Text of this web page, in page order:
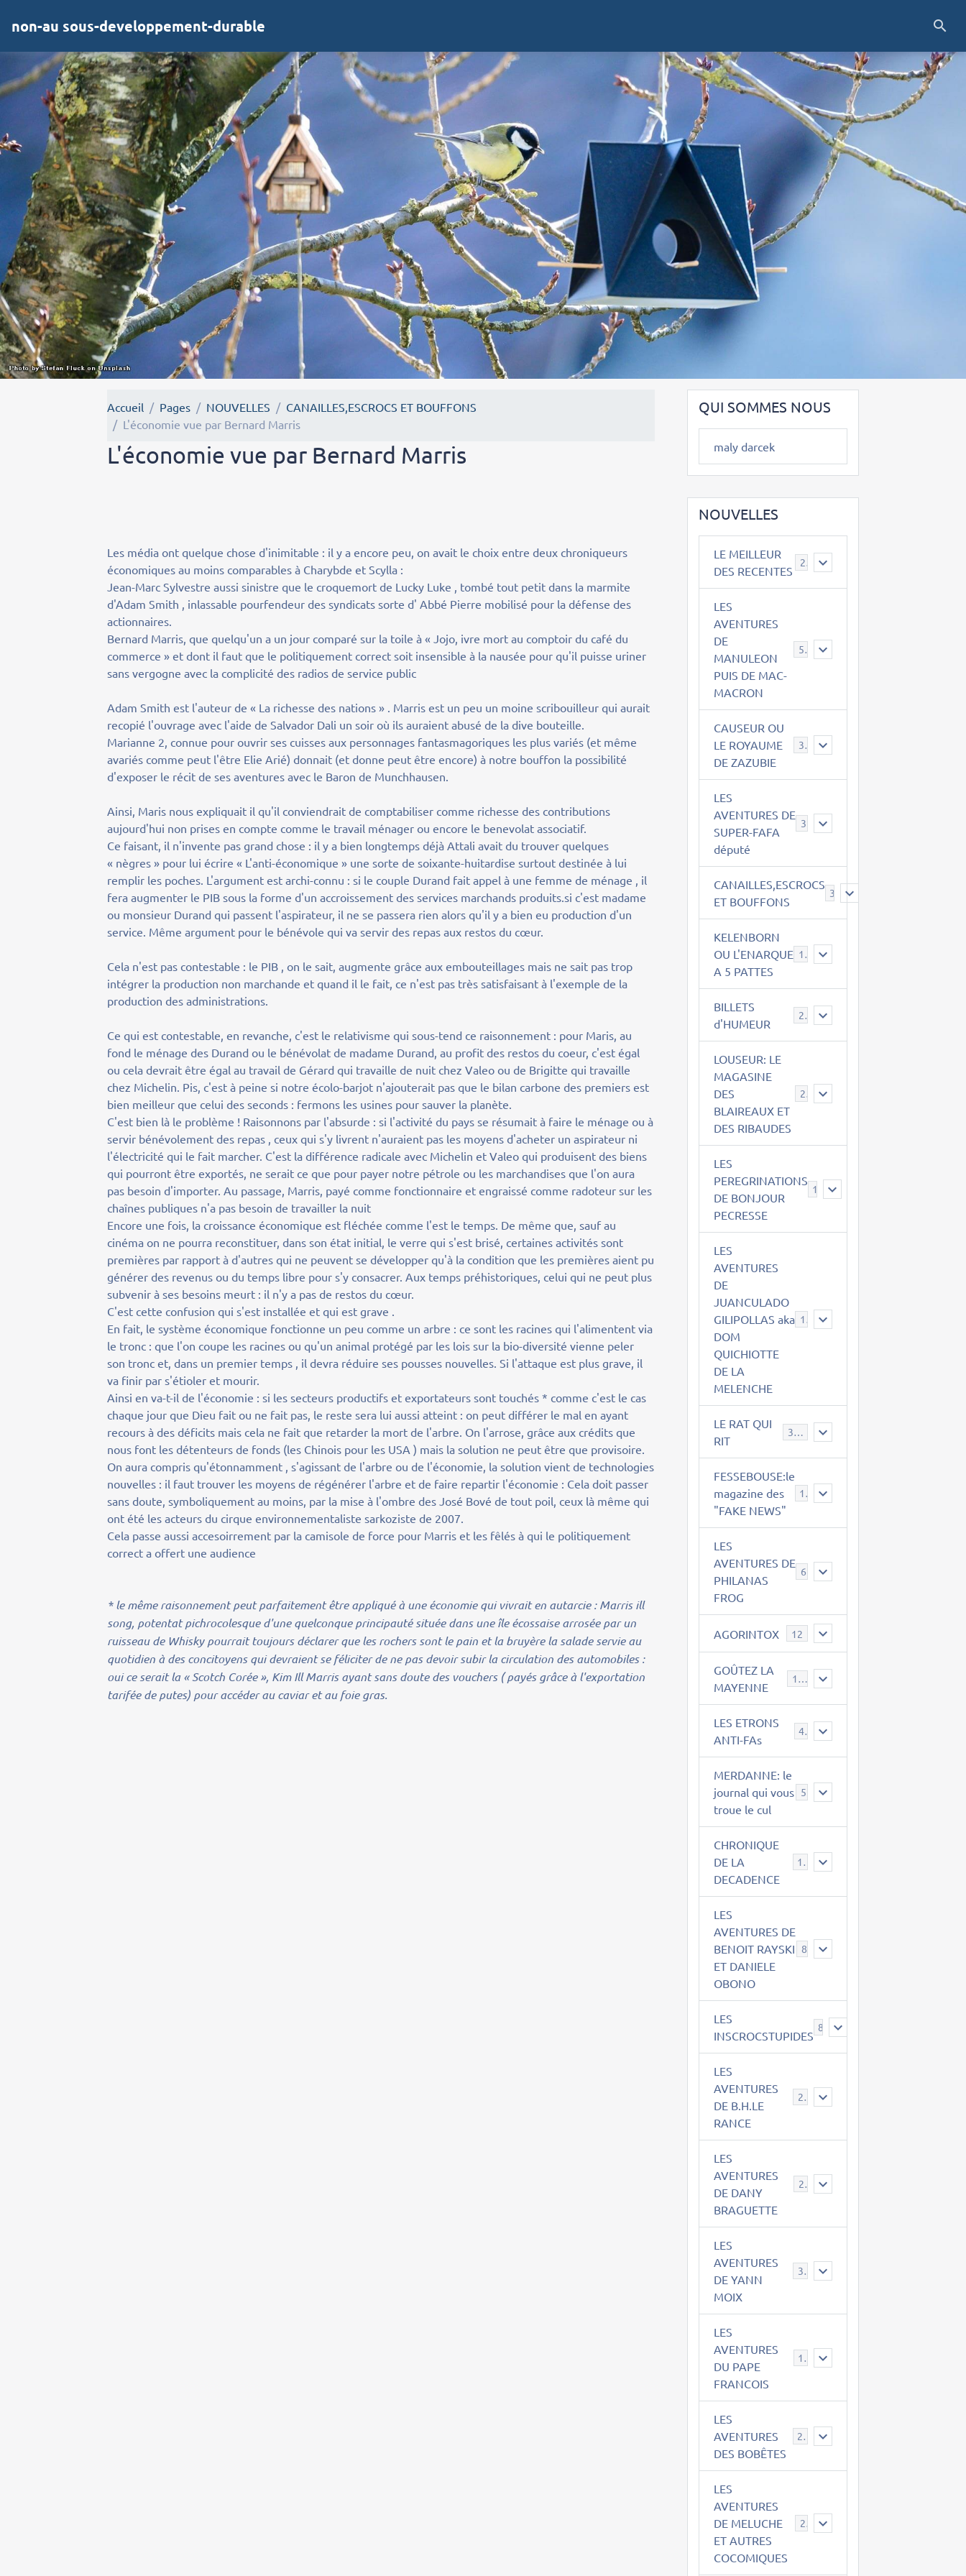
non-au sous-developpement-durable
Accueil Pages NOUVELLES
CANAILLES,ESCROCS ET BOUFFONS
L'économie vue par Bernard Marris
L'économie vue par Bernard Marris
Les média ont quelque chose d'inimitable : il y a encore peu, on avait le choix entre deux chroniqueurs
économiques au moins comparables à Charybde et Scylla :
Jean-Marc Sylvestre aussi sinistre que le croquemort de Lucky Luke , tombé tout petit dans la marmite
d'Adam Smith , inlassable pourfendeur des syndicats sorte d' Abbé Pierre mobilisé pour la défense des
actionnaires.
Bernard Marris, que quelqu'un a un jour comparé sur la toile à « Jojo, ivre mort au comptoir du café du
commerce » et dont il faut que le politiquement correct soit insensible à la nausée pour qu'il puisse uriner
sans vergogne avec la complicité des radios de service public
Adam Smith est l'auteur de « La richesse des nations » . Marris est un peu un moine scribouilleur qui aurait
recopié l'ouvrage avec l'aide de Salvador Dali un soir où ils auraient abusé de la dive bouteille.
Marianne 2, connue pour ouvrir ses cuisses aux personnages fantasmagoriques les plus variés (et même
avariés comme peut l'être Elie Arié) donnait (et donne peut être encore) à notre bouffon la possibilité
d'exposer le récit de ses aventures avec le Baron de Munchhausen.
Ainsi, Maris nous expliquait il qu'il conviendrait de comptabiliser comme richesse des contributions
aujourd'hui non prises en compte comme le travail ménager ou encore le benevolat associatif.
Ce faisant, il n'invente pas grand chose : il y a bien longtemps déjà Attali avait du trouver quelques
« nègres » pour lui écrire « L'anti-économique » une sorte de soixante-huitardise surtout destinée à lui
remplir les poches. L'argument est archi-connu : si le couple Durand fait appel à une femme de ménage , il
fera augmenter le PIB sous la forme d'un accroissement des services marchands produits.si c'est madame
ou monsieur Durand qui passent l'aspirateur, il ne se passera rien alors qu'il y a bien eu production d'un
service. Même argument pour le bénévole qui va servir des repas aux restos du cœur.
Cela n'est pas contestable : le PIB , on le sait, augmente grâce aux embouteillages mais ne sait pas trop
intégrer la production non marchande et quand il le fait, ce n'est pas très satisfaisant à l'exemple de la
production des administrations.
Ce qui est contestable, en revanche, c'est le relativisme qui sous-tend ce raisonnement : pour Maris, au
fond le ménage des Durand ou le bénévolat de madame Durand, au profit des restos du coeur, c'est égal
ou cela devrait être égal au travail de Gérard qui travaille de nuit chez Valeo ou de Brigitte qui travaille
chez Michelin. Pis, c'est à peine si notre écolo-barjot n'ajouterait pas que le bilan carbone des premiers est
bien meilleur que celui des seconds : fermons les usines pour sauver la planète.
C'est bien là le problème ! Raisonnons par l'absurde : si l'activité du pays se résumait à faire le ménage ou à
servir bénévolement des repas , ceux qui s'y livrent n'auraient pas les moyens d'acheter un aspirateur ni
l'électricité qui le fait marcher. C'est la différence radicale avec Michelin et Valeo qui produisent des biens
qui pourront être exportés, ne serait ce que pour payer notre pétrole ou les marchandises que l'on aura
pas besoin d'importer. Au passage, Marris, payé comme fonctionnaire et engraissé comme radoteur sur les
chaînes publiques n'a pas besoin de travailler la nuit
Encore une fois, la croissance économique est fléchée comme l'est le temps. De même que, sauf au
cinéma on ne pourra reconstituer, dans son état initial, le verre qui s'est brisé, certaines activités sont
premières par rapport à d'autres qui ne peuvent se développer qu'à la condition que les premières aient pu
générer des revenus ou du temps libre pour s'y consacrer. Aux temps préhistoriques, celui qui ne peut plus
subvenir à ses besoins meurt : il n'y a pas de restos du cœur.
C'est cette confusion qui s'est installée et qui est grave .
En fait, le système économique fonctionne un peu comme un arbre : ce sont les racines qui l'alimentent via
le tronc : que l'on coupe les racines ou qu'un animal protégé par les lois sur la bio-diversité vienne peler
son tronc et, dans un premier temps , il devra réduire ses pousses nouvelles. Si l'attaque est plus grave, il
va finir par s'étioler et mourir.
Ainsi en va-t-il de l'économie : si les secteurs productifs et exportateurs sont touchés * comme c'est le cas
chaque jour que Dieu fait ou ne fait pas, le reste sera lui aussi atteint : on peut différer le mal en ayant
recours à des déficits mais cela ne fait que retarder la mort de l'arbre. On l'arrose, grâce aux crédits que
nous font les détenteurs de fonds (les Chinois pour les USA ) mais la solution ne peut être que provisoire.
On aura compris qu'étonnamment , s'agissant de l'arbre ou de l'économie, la solution vient de technologies
nouvelles : il faut trouver les moyens de régénérer l'arbre et de faire repartir l'économie : Cela doit passer
sans doute, symboliquement au moins, par la mise à l'ombre des José Bové de tout poil, ceux là même qui
ont été les acteurs du cirque environnementaliste sarkoziste de 2007.
Cela passe aussi accesoirrement par la camisole de force pour Marris et les fêlés à qui le politiquement
correct a offert une audience
* le même raisonnement peut parfaitement être appliqué à une économie qui vivrait en autarcie : Marris ill
song, potentat pichrocolesque d'une quelconque principauté située dans une île écossaise arrosée par un
ruisseau de Whisky pourrait toujours déclarer que les rochers sont le pain et la bruyère la salade servie au
quotidien à des concitoyens qui devraient se féliciter de ne pas devoir subir la circulation des automobiles :
oui ce serait la « Scotch Corée », Kim Ill Marris ayant sans doute des vouchers ( payés grâce à l'exportation
tarifée de putes) pour accéder au caviar et au foie gras.
QUI SOMMES NOUS
maly darcek
NOUVELLES
LE MEILLEUR
DES RECENTES
2
LES
AVENTURES
DE
MANULEON
PUIS DE MAC-
MACRON
543
CAUSEUR OU
LE ROYAUME
DE ZAZUBIE
38
LES
AVENTURES DE
SUPER-FAFA
député
CANAILLES,ESCROCS
ET BOUFFONS
385
KELENBORN
OU L'ENARQUE
A 5 PATTES
14
BILLETS
d'HUMEUR
2
LOUSEUR: LE
MAGASINE
DES
BLAIREAUX ET
DES RIBAUDES
21
LES
PEREGRINATIONS
DE BONJOUR
PECRESSE
14
LES
AVENTURES
DE
JUANCULADO
GILIPOLLAS aka
DOM
QUICHIOTTE
DE LA
MELENCHE
119
LE RAT QUI
RIT
395
FESSEBOUSE:le
magazine des
"FAKE NEWS"
19
LES
AVENTURES DE
PHILANAS
FROG
AGORINTOX 12
GOÛTEZ LA
MAYENNE
189
LES ETRONS
ANTI-FAs
4
MERDANNE: le
journal qui vous
troue le cul
CHRONIQUE
DE LA
DECADENCE
12
LES
AVENTURES DE
BENOIT RAYSKI
ET DANIELE
OBONO
LES
INSCROCSTUPIDES
8
LES
AVENTURES
DE B.H.LE
RANCE
21
LES
AVENTURES
DE DANY
BRAGUETTE
29
LES
AVENTURES
DE YANN
MOIX
39
LES
AVENTURES
DU PAPE
FRANCOIS
15
LES
AVENTURES
DES BOBÊTES
23
LES
AVENTURES
DE MELUCHE
ET AUTRES
COCOMIQUES
22